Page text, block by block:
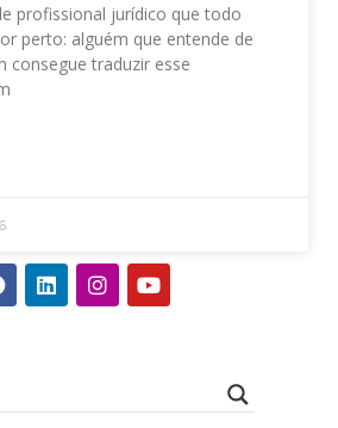
profissional jurídico que todo
perto: alguém que entende de
consegue traduzir esse